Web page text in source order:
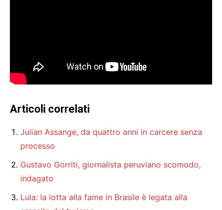
Articoli correlati
Julian Assange, da quattro anni in carcere senza
processo
Gustavo Gorriti, giornalista peruviano scomodo,
indagato
Lula: la lotta alla fame in Brasile è legata alla